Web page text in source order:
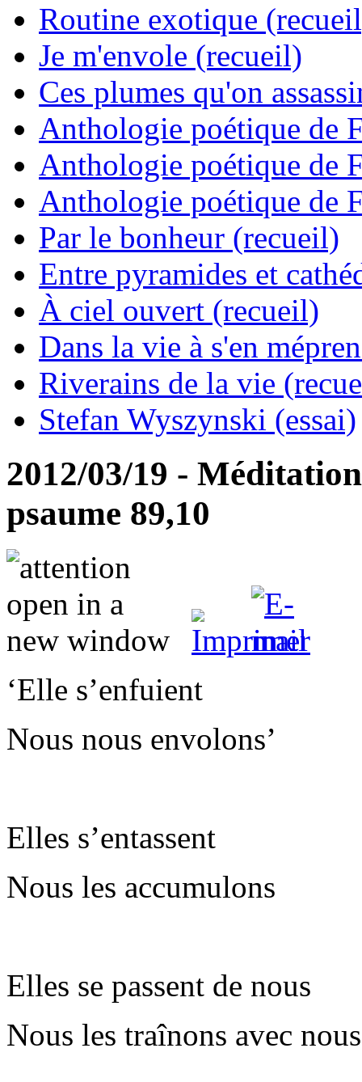
Routine exotique
Je m'envole (recueil)
Ces plumes qu'on
Anthologie poétique de
Anthologie poétique de
Anthologie poétique de
Par le bonheur (recueil)
Entre pyramides et
À ciel ouvert (recueil)
Dans la vie à s'en
Riverains de la vie
Stefan Wyszynski (essai)
2012/03/19 -
psaume 89,10
‘Elle s’enfuient
Nous nous envolons’
Elles s’entassent
Nous les accumulons
Elles se passent de nous
Nous les traînons avec nous